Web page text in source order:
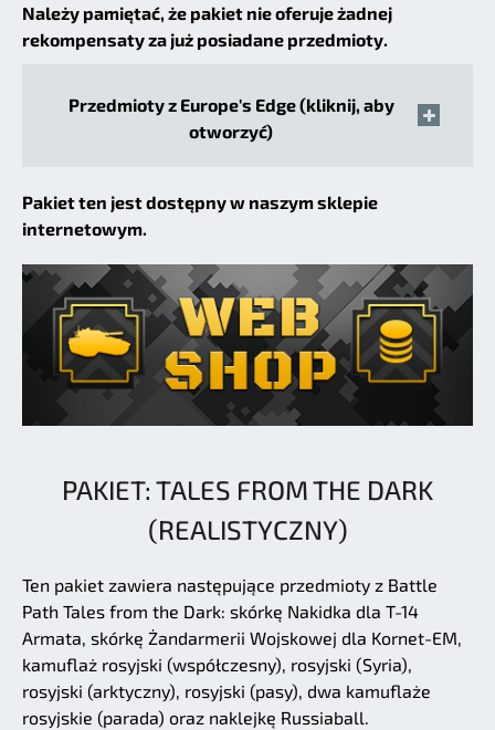
Należy pamiętać, że pakiet nie oferuje żadnej
rekompensaty za już posiadane przedmioty.
Przedmioty z Europe's Edge (kliknij, aby
otworzyć)
Pakiet ten jest dostępny w naszym sklepie
internetowym.
PAKIET: TALES FROM THE DARK
(REALISTYCZNY)
Ten pakiet zawiera następujące przedmioty z Battle
Path Tales from the Dark: skórkę Nakidka dla T-14
Armata, skórkę Żandarmerii Wojskowej dla Kornet-EM,
kamuflaż rosyjski (współczesny), rosyjski (Syria),
rosyjski (arktyczny), rosyjski (pasy), dwa kamuflaże
rosyjskie (parada) oraz naklejkę Russiaball.